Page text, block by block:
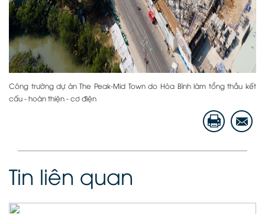
Công trường dự án The Peak-Mid Town do Hòa Bình làm tổng thầu kết
cấu - hoàn thiện - cơ điện
Tin liên quan